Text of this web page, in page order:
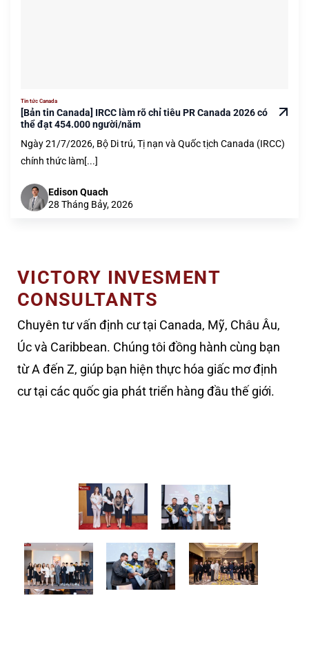
Tin tức Canada
[Bản tin Canada] IRCC làm rõ chỉ tiêu PR Canada 2026 có
thể đạt 454.000 người/năm
Ngày 21/7/2026, Bộ Di trú, Tị nạn và Quốc tịch Canada (IRCC)
chính thức làm[...]
Edison Quach
28 Tháng Bảy, 2026
VICTORY INVESMENT
CONSULTANTS
Chuyên tư vấn định cư tại Canada, Mỹ, Châu Âu,
Úc và Caribbean. Chúng tôi đồng hành cùng bạn
từ A đến Z, giúp bạn hiện thực hóa giấc mơ định
cư tại các quốc gia phát triển hàng đầu thế giới.